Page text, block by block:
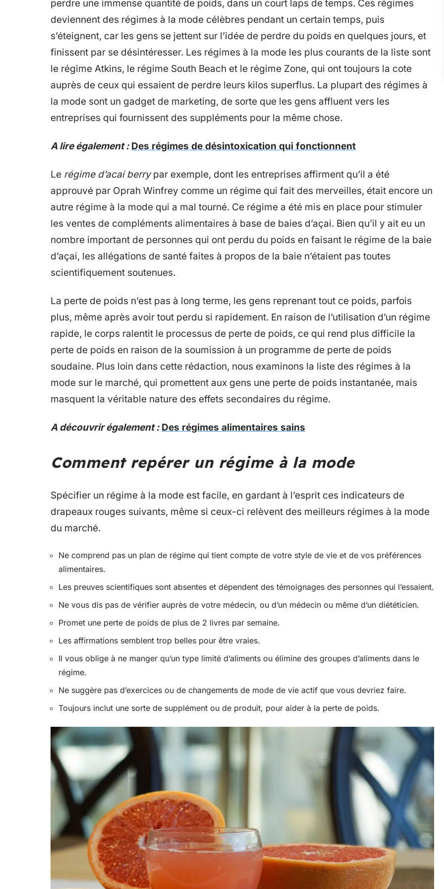
perdre une immense quantité de poids, dans un court laps de temps. Ces régimes
deviennent des régimes à la mode célèbres pendant un certain temps, puis
s’éteignent, car les gens se jettent sur l’idée de perdre du poids en quelques jours, et
finissent par se désintéresser. Les régimes à la mode les plus courants de la liste sont
le régime Atkins, le régime South Beach et le régime Zone, qui ont toujours la cote
auprès de ceux qui essaient de perdre leurs kilos superflus. La plupart des régimes à
la mode sont un gadget de marketing, de sorte que les gens affluent vers les
entreprises qui fournissent des suppléments pour la même chose.
A lire également : Des régimes de désintoxication qui fonctionnent
Le régime d’acai berrypar exemple, dont les entreprises affirment qu’il a été
approuvé par Oprah Winfrey comme un régime qui fait des merveilles, était encore un
autre régime à la mode qui a mal tourné. Ce régime a été mis en place pour stimuler
les ventes de compléments alimentaires à base de baies d’açai. Bien qu’il y ait eu un
nombre important de personnes qui ont perdu du poids en faisant le régime de la baie
d’açai, les allégations de santé faites à propos de la baie n’étaient pas toutes
scientifiquement soutenues.
La perte de poids n’est pas à long terme, les gens reprenant tout ce poids, parfois
plus, même après avoir tout perdu si rapidement. En raison de l’utilisation d’un régime
rapide, le corps ralentit le processus de perte de poids, ce qui rend plus difficile la
perte de poids en raison de la soumission à un programme de perte de poids
soudaine. Plus loin dans cette rédaction, nous examinons la liste des régimes à la
mode sur le marché, qui promettent aux gens une perte de poids instantanée, mais
masquent la véritable nature des effets secondaires du régime.
A découvrir également : Des régimes alimentaires sains
Comment repérer un régime à la mode
Spécifier un régime à la mode est facile, en gardant à l’esprit ces indicateurs de
drapeaux rouges suivants, même si ceux-ci relèvent des meilleurs régimes à la mode
du marché.
Ne comprend pas un plan de régime qui tient compte de votre style de vie et de vos préférences
alimentaires.
Les preuves scientifiques sont absentes et dépendent des témoignages des personnes qui l’essaient.
Ne vous dis pas de vérifier auprès de votre médecin, ou d’un médecin ou même d’un diététicien.
Promet une perte de poids de plus de 2 livres par semaine.
Les affirmations semblent trop belles pour être vraies.
Il vous oblige à ne manger qu’un type limité d’aliments ou élimine des groupes d’aliments dans le
régime.
Ne suggère pas d’exercices ou de changements de mode de vie actif que vous devriez faire.
Toujours inclut une sorte de supplément ou de produit, pour aider à la perte de poids.